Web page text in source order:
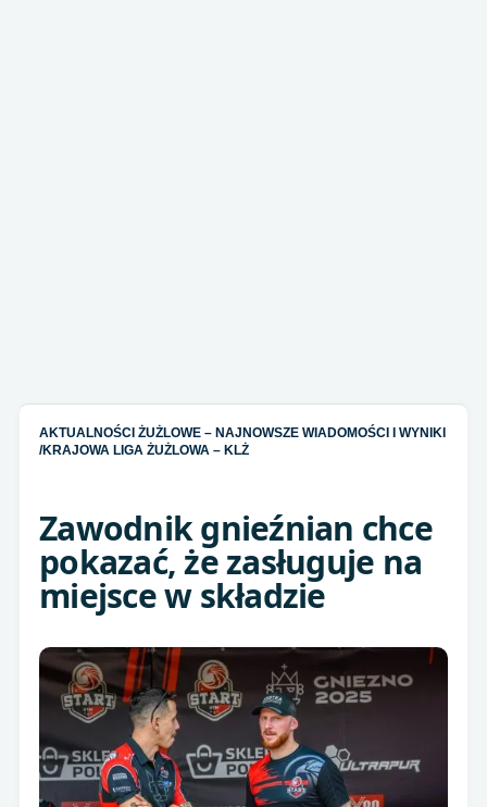
AKTUALNOŚCI ŻUŻLOWE – NAJNOWSZE WIADOMOŚCI I WYNIKI
/KRAJOWA LIGA ŻUŻLOWA – KLŻ
Zawodnik gnieźnian chce
pokazać, że zasługuje na
miejsce w składzie